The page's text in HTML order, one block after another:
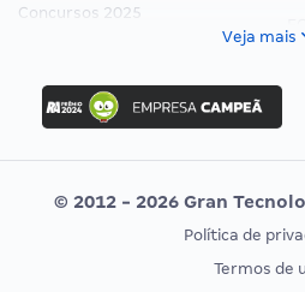
Concursos 2025
Concurso Ibama
Concurso MPU
Editais publicados
CONCURSOS POR PROFISSÃO
Veja mais
© 2012 - 2026 Gran
Política de
Termos de